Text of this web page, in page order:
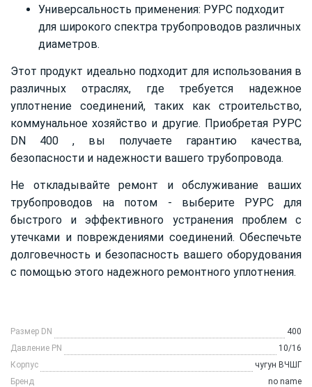
Универсальность применения: РУРС подходит
для широкого спектра трубопроводов различных
диаметров.
Этот продукт идеально подходит для использования в
различных отраслях, где требуется надежное
уплотнение соединений, таких как строительство,
коммунальное хозяйство и другие. Приобретая РУРС
DN 400 , вы получаете гарантию качества,
безопасности и надежности вашего трубопровода.
Не откладывайте ремонт и обслуживание ваших
трубопроводов на потом - выберите РУРС для
быстрого и эффективного устранения проблем с
утечками и повреждениями соединений. Обеспечьте
долговечность и безопасность вашего оборудования
с помощью этого надежного ремонтного уплотнения.
Размер DN
400
Давление PN
10/16
Корпус
чугун ВЧШГ
Бренд
no name